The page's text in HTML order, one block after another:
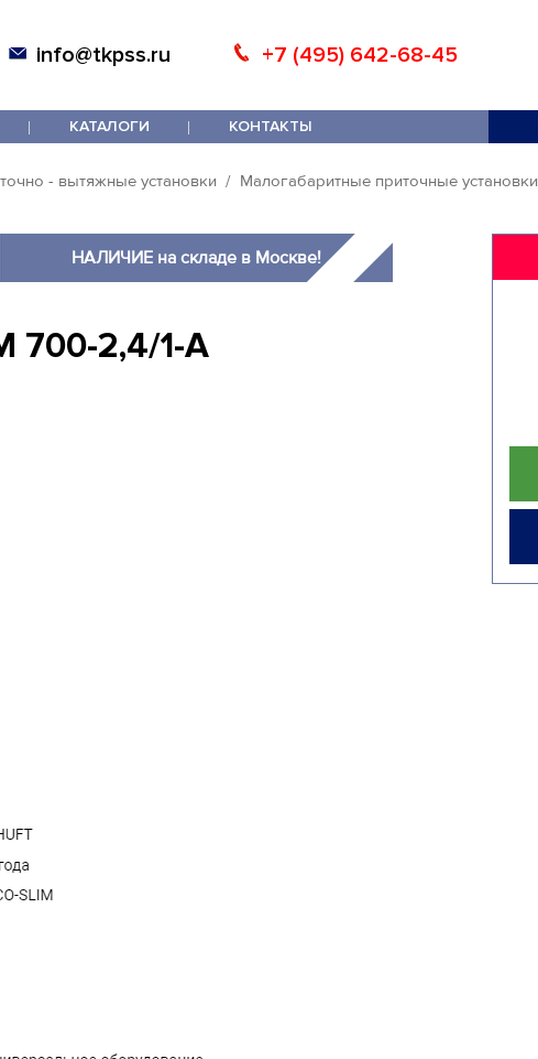
info@tkpss.ru +7 (495) 642-68-45
КАТАЛОГИ КОНТАКТЫ
- вытяжные установки
Малогабаритные приточные установки
НАЛИЧИЕ на складе в Москве!
700-2,4/1-А